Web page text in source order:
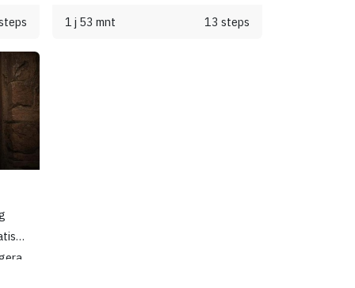
historis, dan arkeologi terkini, dan
1 j 53 mnt 13 steps